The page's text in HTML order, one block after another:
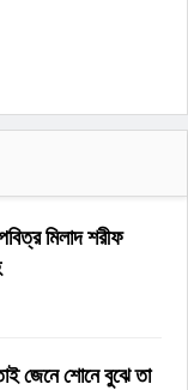
মিলাদ শরীফ
জেনে শোনে বুঝে তা